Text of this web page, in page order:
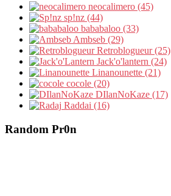
neocalimero (45)
sp!nz (44)
bababaloo (33)
Ambseb (29)
Retroblogueur (25)
Jack'o'lantern (24)
Linanounette (21)
cocole (20)
DIlanNoKaze (17)
Raddai (16)
Random Pr0n